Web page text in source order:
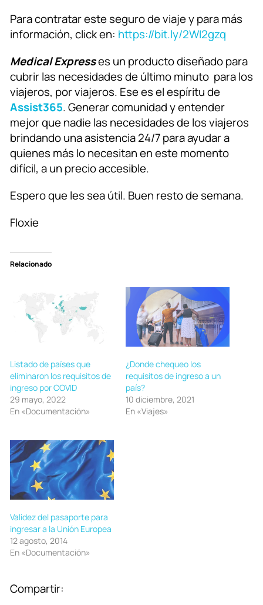
Para contratar este seguro de viaje y para más
información, click en: https://bit.ly/2WI2gzq
Medical Expresses un producto diseñado para
cubrir las necesidades de último minuto para los
viajeros, por viajeros. Ese es el espíritu de
Assist365. Generar comunidad y entender
mejor que nadie las necesidades de los viajeros
brindando una asistencia 24/7 para ayudar a
quienes más lo necesitan en este momento
difícil, a un precio accesible.
Espero que les sea útil. Buen resto de semana.
Floxie
Relacionado
Listado de países que
eliminaron los requisitos de
ingreso por COVID
29 mayo, 2022
En «Documentación»
¿Donde chequeo los
requisitos de ingreso a un
país?
10 diciembre, 2021
En «Viajes»
Validez del pasaporte para
ingresar a la Unión Europea
12 agosto, 2014
En «Documentación»
Compartir: